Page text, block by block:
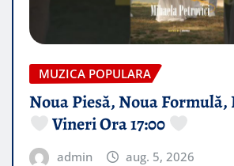
MUZICA POPULARA
Noua Piesă, Noua
Vineri Ora 17:00
admin aug. 5, 2026